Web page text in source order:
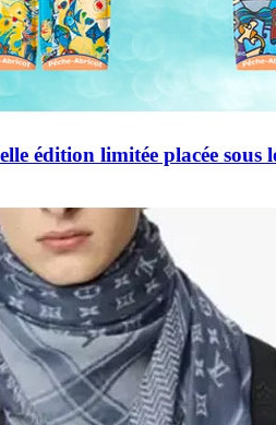
édition limitée placée sous